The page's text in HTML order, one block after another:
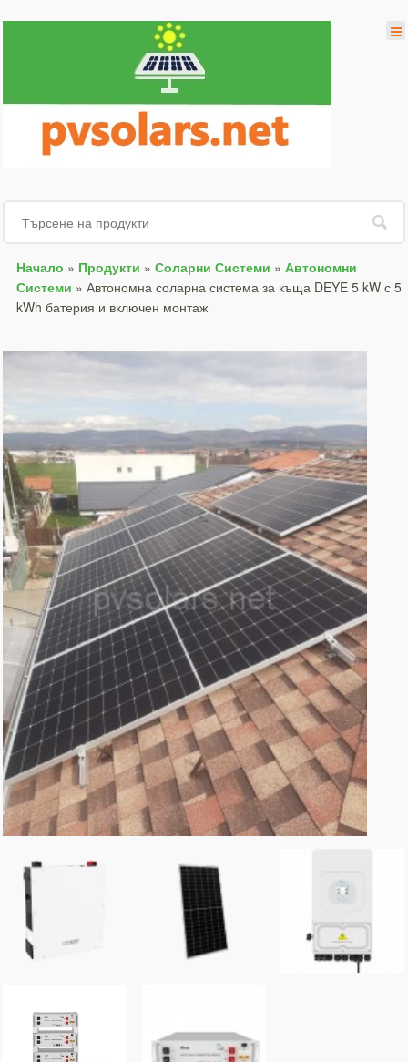
Начало » Продукти » Соларни Системи » Автономни
Системи » Автономна соларна система за къща DEYE 5 kW с 5
kWh батерия и включен монтаж